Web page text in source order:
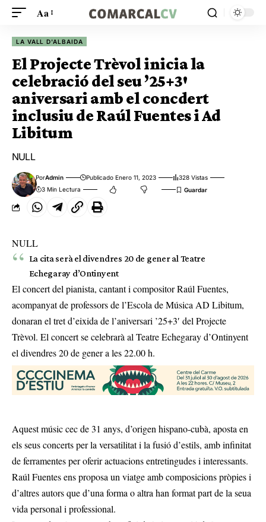
Aa
LA VALL D'ALBAIDA
El Projecte Trèvol inicia la
celebració del seu ’25+3′
aniversari amb el concdert
inclusiu de Raúl Fuentes i Ad
Libitum
NULL
PorAdmin Publicado Enero 11, 2023
328 Vistas
3 Min Lectura
NULL
La cita serà el divendres 20 de gener al Teatre
Echegaray d’Ontinyent
El concert del pianista, cantant i compositor Raúl Fuentes,
acompanyat de professors de l’Escola de Música AD Libitum,
donaran el tret d’eixida de l’aniversari ’25+3′ del Projecte
Trèvol. El concert se celebrarà al Teatre Echegaray d’Ontinyent
el divendres 20 de gener a les 22.00 h.
Aquest músic cec de 31 anys, d’origen hispano-cubà, aposta en
els seus concerts per la versatilitat i la fusió d’estils, amb infinitat
de ferramentes per oferir actuacions entretingudes i interessants.
Raúl Fuentes ens proposa un viatge amb composicions pròpies i
d’altres autors que d’una forma o altra han format part de la seua
vida personal i professional.